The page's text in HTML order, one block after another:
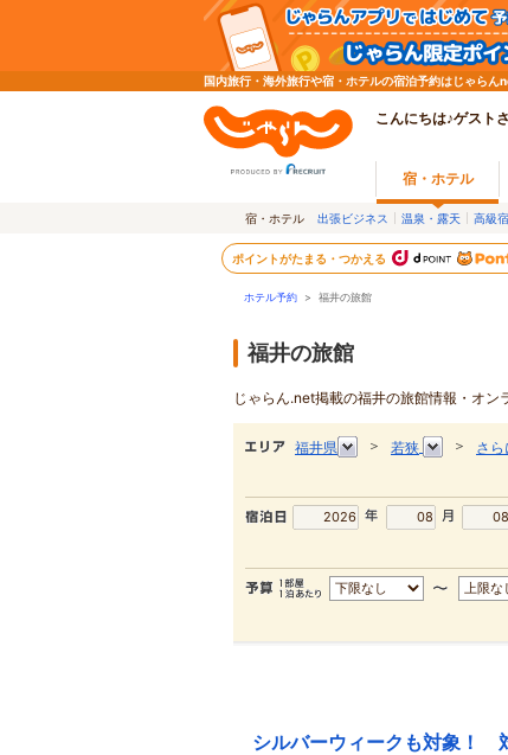
国内旅行・海外旅行や宿・ホテルの宿泊予約はじゃら
こんにちは♪ゲスト
宿・ホテル
宿・ホテル 出張ビジネス 温泉・露天 高級宿
ポイントがたまる・つかえる
ホテル予約 > 福井の旅館
福井の旅館
じゃらん.net掲載の福井の旅館情報・オン
福井県 ＞ 若狭 ＞ さ
シルバーウィークも対象！